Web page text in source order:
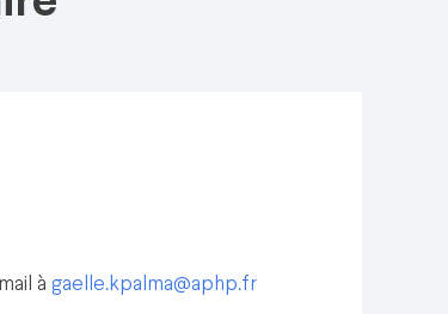
à gaelle.kpalma@aphp.fr